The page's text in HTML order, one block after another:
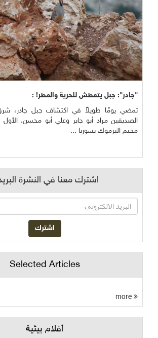
"جادر": جبل يتعطش للحرية والمطر! :
تمضي يومًا طويلاً في اكتشاف جبل جادر،
الصديقين مراد أبو جابر وعلي أبو محسن. الأول
مخيم اليرموك بسوريا ...
اشترك معنا في النشرة
Selected Articles
أفلام بيئية